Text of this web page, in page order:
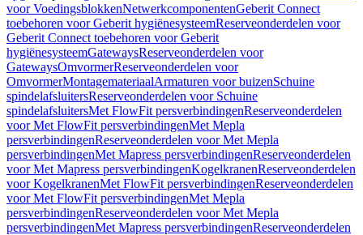
voor VoedingsblokkenNetwerkcomponentenGeberit Connect
toebehoren voor Geberit hygiënesysteemReserveonderdelen voor
Geberit Connect toebehoren voor Geberit
hygiënesysteemGatewaysReserveonderdelen voor
GatewaysOmvormerReserveonderdelen voor
OmvormerMontagemateriaalArmaturen voor buizenSchuine
spindelafsluitersReserveonderdelen voor Schuine
spindelafsluitersMet FlowFit persverbindingenReserveonderdelen
voor Met FlowFit persverbindingenMet Mepla
persverbindingenReserveonderdelen voor Met Mepla
persverbindingenMet Mapress persverbindingenReserveonderdelen
voor Met Mapress persverbindingenKogelkranenReserveonderdelen
voor KogelkranenMet FlowFit persverbindingenReserveonderdelen
voor Met FlowFit persverbindingenMet Mepla
persverbindingenReserveonderdelen voor Met Mepla
persverbindingenMet Mapress persverbindingenReserveonderdelen